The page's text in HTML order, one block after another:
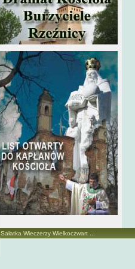
Sałatka Wieczerzy Wielkoczwart ...